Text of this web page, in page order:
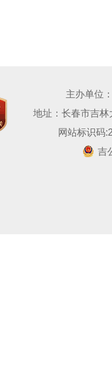
主办单位
地址：长春市吉
网站标识码
吉